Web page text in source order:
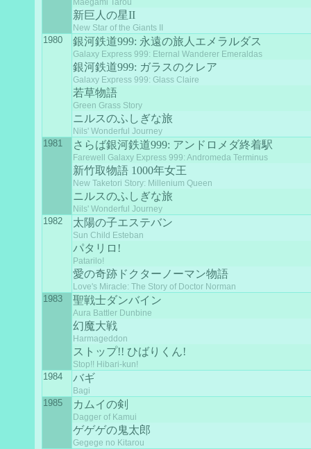
Maegami Tarou
新巨人の星II
New Star of the Giants II
1980 銀河鉄道999: 永遠の旅人エメラルダス
Galaxy Express 999: Eternal Wanderer Emeraldas
銀河鉄道999: ガラスのクレア
Galaxy Express 999: Glass Claire
若草物語
Green Grass Story
ニルスのふしぎな旅
Nils' Wonderful Journey
1981 さらば銀河鉄道999: アンドロメダ終着駅
Farewell Galaxy Express 999: Andromeda Terminus
新竹取物語 1000年女王
New Taketori Story: Millenium Queen
ニルスのふしぎな旅
Nils' Wonderful Journey
1982 太陽の子エステバン
Sun Child Esteban
パタリロ!
Patarilo!
愛の奇跡ドクターノーマン物語
Love's Miracle: The Story of Doctor Norman
1983 聖戦士ダンバイン
Aura Battler Dunbine
幻魔大戦
Harmageddon
ストップ!! ひばりくん!
Stop!! Hibari-kun!
1984 バギ
Bagi
1985 カムイの剣
Dagger of Kamui
ゲゲゲの鬼太郎
Gegege no Kitarou